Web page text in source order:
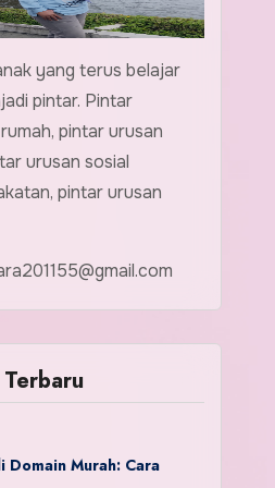
yang terus belajar
pintar. Pintar
pintar urusan
urusan sosial
pintar urusan
Domain Murah: Cara